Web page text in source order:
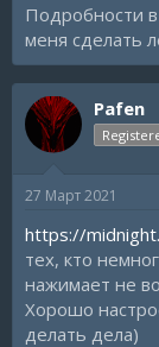
а
Подробности
меня сделать
Pafen
27 Март 2021
https://
тех, кто
нажимает не
Хорошо
делать дела)